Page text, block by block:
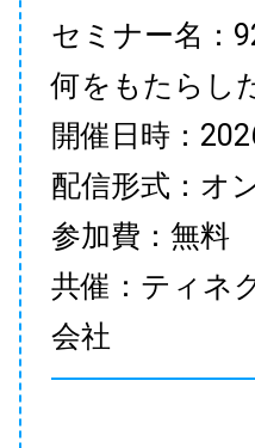
セミナー名：
何をもたらし
開催日時：
配信形式：オ
参加費：無料
共催：ティネ
会社